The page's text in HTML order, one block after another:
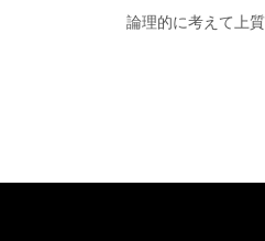
論理的に考えて上